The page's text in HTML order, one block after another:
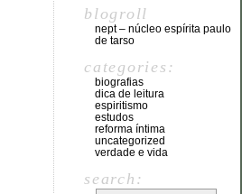
blogroll
nept – núcleo espírita paulo
de tarso
categories:
biografias
dica de leitura
espiritismo
estudos
reforma íntima
uncategorized
verdade e vida
search: